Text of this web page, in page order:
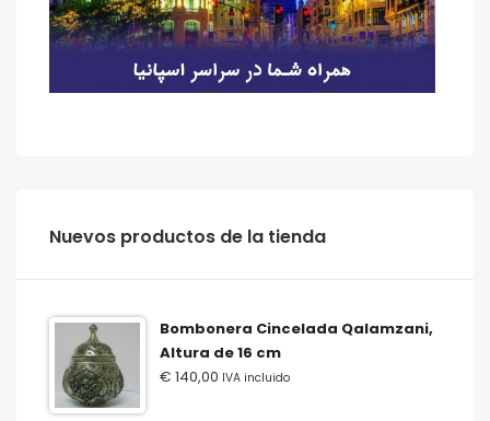
‫‪Nuevos‬‬ ‫‪productos‬‬ ‫‪de‬‬ ‫‪la‬‬ ‫‪tienda‬‬
Bombonera Cincelada Qalamzani,
Altura de 16 cm
€ 140,00 IVA incluido